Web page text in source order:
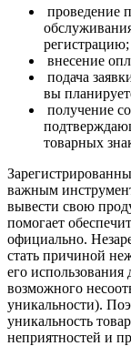
проведение
регистрацию;
внесение
подача
вы
получение
товарных
важным
вывести свою
помогает
официально.
стать причиной
его
возможного
уникальности).
уникальность
неприятностей и